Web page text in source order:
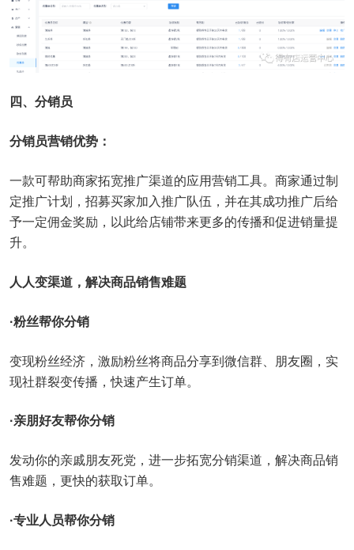
四、分销员
分销员营销优势：
一款可帮助商家拓宽推广渠道的应用营销工具。商家通过制
定推广计划，招募买家加入推广队伍，并在其成功推广后给
予一定佣金奖励，以此给店铺带来更多的传播和促进销量提
升。
人人变渠道，解决商品销售难题
·粉丝帮你分销
变现粉丝经济，激励粉丝将商品分享到微信群、朋友圈，实
现社群裂变传播，快速产生订单。
·亲朋好友帮你分销
发动你的亲戚朋友死党，进一步拓宽分销渠道，解决商品销
售难题，更快的获取订单。
·专业人员帮你分销